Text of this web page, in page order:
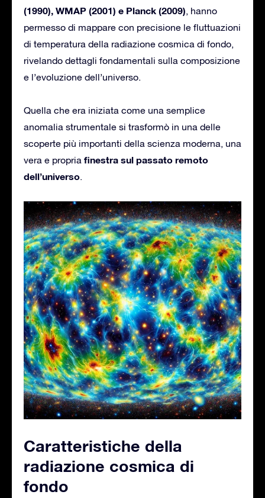
(1990), WMAP (2001) e Planck (2009), hanno
permesso di mappare con precisione le fluttuazioni
di temperatura della radiazione cosmica di fondo,
rivelando dettagli fondamentali sulla composizione
e l’evoluzione dell’universo.
Quella che era iniziata come una semplice
anomalia strumentale si trasformò in una delle
scoperte più importanti della scienza moderna, una
vera e propria finestra sul passato remoto
dell’universo.
Caratteristiche della
radiazione cosmica di
fondo